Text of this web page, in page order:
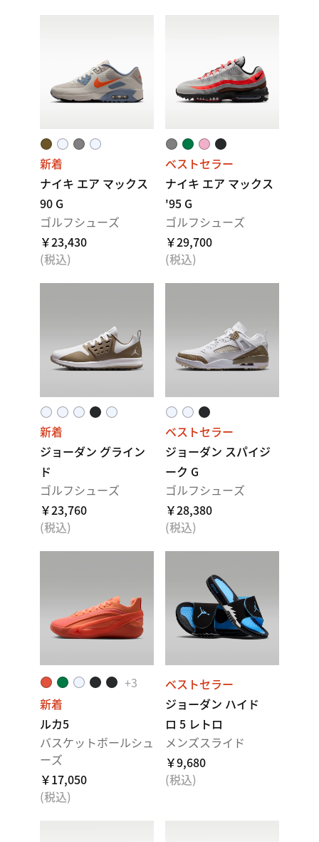
新着
ナイキ エア マックス
90 G
ゴルフシューズ
￥23,430
(税込)
ベストセラー
ナイキ エア マックス
'95 G
ゴルフシューズ
￥29,700
(税込)
新着
ジョーダン グライン
ド
ゴルフシューズ
￥23,760
(税込)
ベストセラー
ジョーダン スパイジ
ーク G
ゴルフシューズ
￥28,380
(税込)
+3
新着
ルカ5
バスケットボールシュ
ーズ
￥17,050
(税込)
ベストセラー
ジョーダン ハイド
ロ 5 レトロ
メンズスライド
￥9,680
(税込)